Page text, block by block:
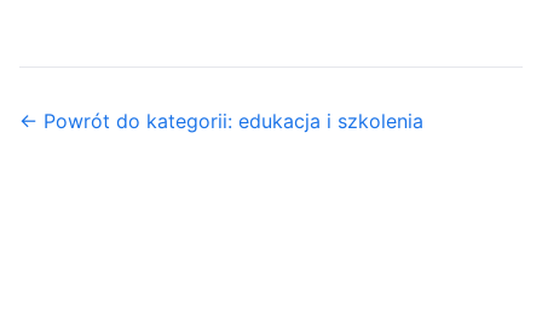
← Powrót do kategorii: edukacja i szkolenia